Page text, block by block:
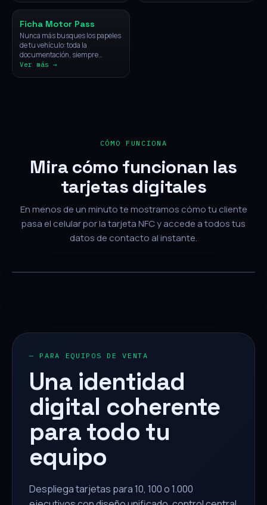
Vehículos
Ficha Motor Pass
Nunca más busques los papeles
de tu vehículo: toda la
documentación, siempre
disponible con un solo toque.
Ver más →
CÓMO FUNCIONA
Mira cómo funcionan las
tarjetas digitales
En menos de un minuto te mostramos cómo tu cliente
pasa el celular por la tarjeta NFC y accede a todos tus
datos de contacto al instante.
— PARA EQUIPOS DE VENTA
Una identidad
digital coherente
para todo tu
equipo
Despliega tarjetas para 10, 100 o 1.000